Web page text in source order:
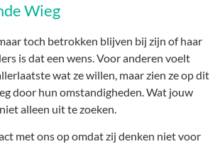
Wieg
toch betrokken blijven bij zijn of haar
is dat een wens. Voor anderen voelt
wat ze willen, maar zien ze op dit
door hun omstandigheden. Wat jouw
alleen uit te zoeken.
met ons op omdat zij denken niet voor